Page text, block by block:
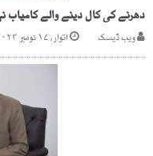
دھرنے کی کال دینے والے
ویب ڈیسک اتوار, ۱۷ نومبر ۲۰۲۴